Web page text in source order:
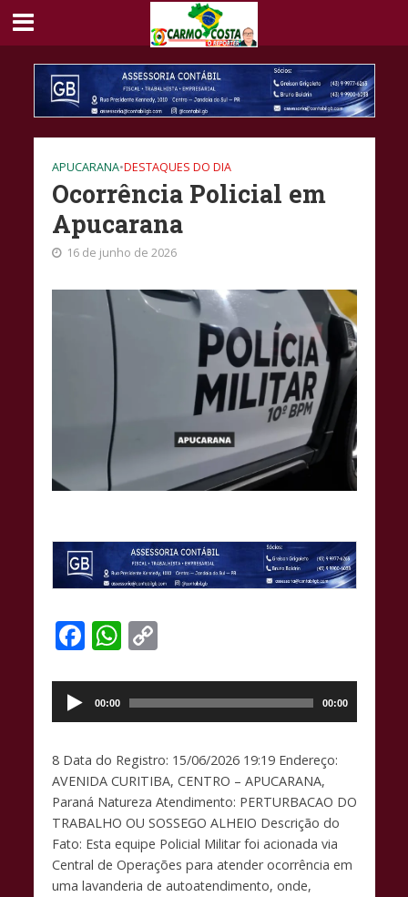
APUCARANA•DESTAQUES DO DIA
Ocorrência Policial em
Apucarana
16 de junho de 2026
F
e
b
o
o
k
W
at
s
A
p
p
C
p
y
Li
n
k
Tocador
áudio
00:00 00:00
8 Data do Registro: 15/06/2026 19:19 Endereço:
AVENIDA CURITIBA, CENTRO – APUCARANA,
Paraná Natureza Atendimento: PERTURBACAO DO
TRABALHO OU SOSSEGO ALHEIO Descrição do
Fato: Esta equipe Policial Militar foi acionada via
Central de Operações para atender ocorrência em
uma lavanderia de autoatendimento, onde,